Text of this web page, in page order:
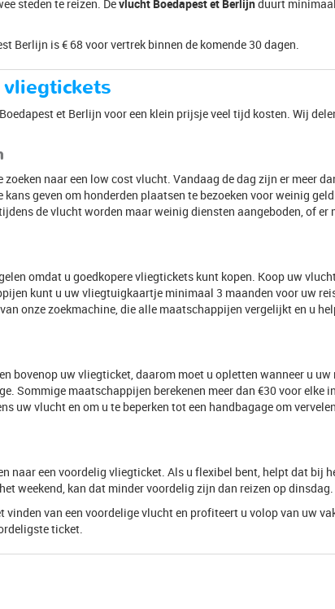
steden te reizen. Devlucht Boedapest et Berlijnduurt
Berlijn is € 68 voor vertrek binnen de komende 30 dagen.
et Berlijn voor een klein prijsje veel tijd kosten. Wij
naar een low cost vlucht. Vandaag de dag zijn er meer
geven om honderden plaatsen te bezoeken voor weinig
de vlucht worden maar weinig diensten aangeboden, of er
omdat u goedkopere vliegtickets kunt kopen. Koop uw
kunt u uw vliegtuigkaartje minimaal 3 maanden voor uw
onze zoekmachine, die alle maatschappijen vergelijkt en u
bovenop uw vliegticket, daarom moet u opletten wanneer u uw
Sommige maatschappijen berekenen meer dan €30 voor elke
uw vlucht en om u te beperken tot een handbagage om
naar een voordelig vliegticket. Als u flexibel bent, helpt dat bij
weekend, kan dat minder voordelig zijn dan reizen op dinsdag.
vinden van een voordelige vlucht en profiteert u volop van uw
ticket.